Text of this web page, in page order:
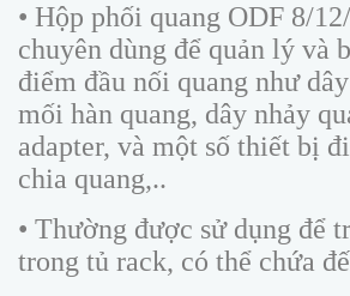
• Hộp phối quang ODF 8/
chuyên dùng để quản lý và
điểm đầu nối quang như
mối hàn quang, dây nhảy
adapter, và một số thiết bị
chia quang,..
• Thường được sử dụng để
trong tủ rack, có thể chứa